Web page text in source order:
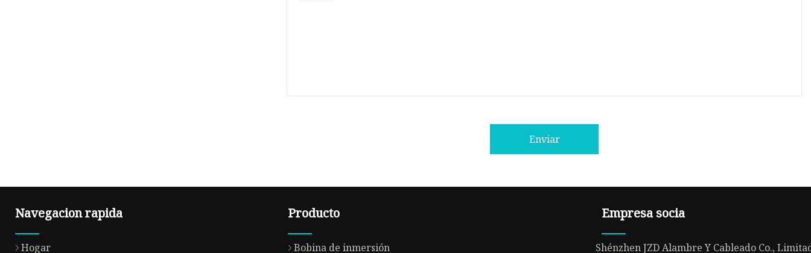
Enviar
Navegacion rapida
Hogar
Producto
Bobina de inmersión
Empresa socia
Shénzhen JZD Alambre Y Cableado Co.,